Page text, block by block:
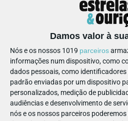
Damos valor à
Nós e os nossos 1019 parceiros
informações num dispositivo, como
dados pessoais, como
padrão enviadas por um dispositivo
personalizados, medição de
audiências e desenvolvimento de
nós e os nossos parceiros
ATLS E CAMPOS DE
ESCAPADAS
FOTOGRAFIA E
LIVROS E LIVRARIAS
RESTAURANTES EM
SAÚDE E
SERVIÇOS DE